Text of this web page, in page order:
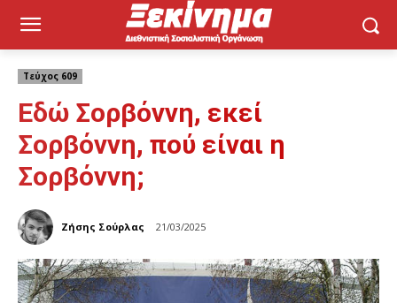
Τεύχος 609
Εδώ Σορβόννη, εκεί
Σορβόννη, πού είναι η
Σορβόννη;
Ζήσης Σούρλας 21/03/2025